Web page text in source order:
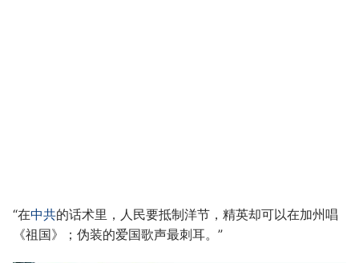
“在中共的话术里，人民要抵制洋节，精英却可以在加州唱
《祖国》；伪装的爱国歌声最刺耳。”